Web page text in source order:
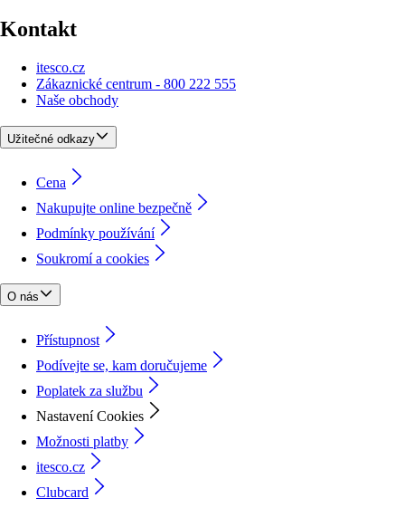
Kontakt
itesco.cz
Zákaznické centrum - 800 222 555
Naše obchody
Užitečné odkazy
Cena
Nakupujte online bezpečně
Podmínky používání
Soukromí a cookies
O nás
Přístupnost
Podívejte se, kam doručujeme
Poplatek za službu
Nastavení Cookies
Možnosti platby
itesco.cz
Clubcard